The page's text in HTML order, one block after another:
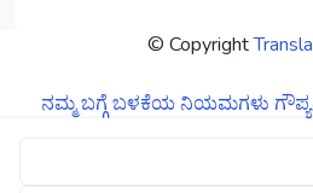
© Copyright
ನಮ್ಮ ಬಗ್ಗೆ ಬಳಕೆಯ ನಿಯಮಗಳು